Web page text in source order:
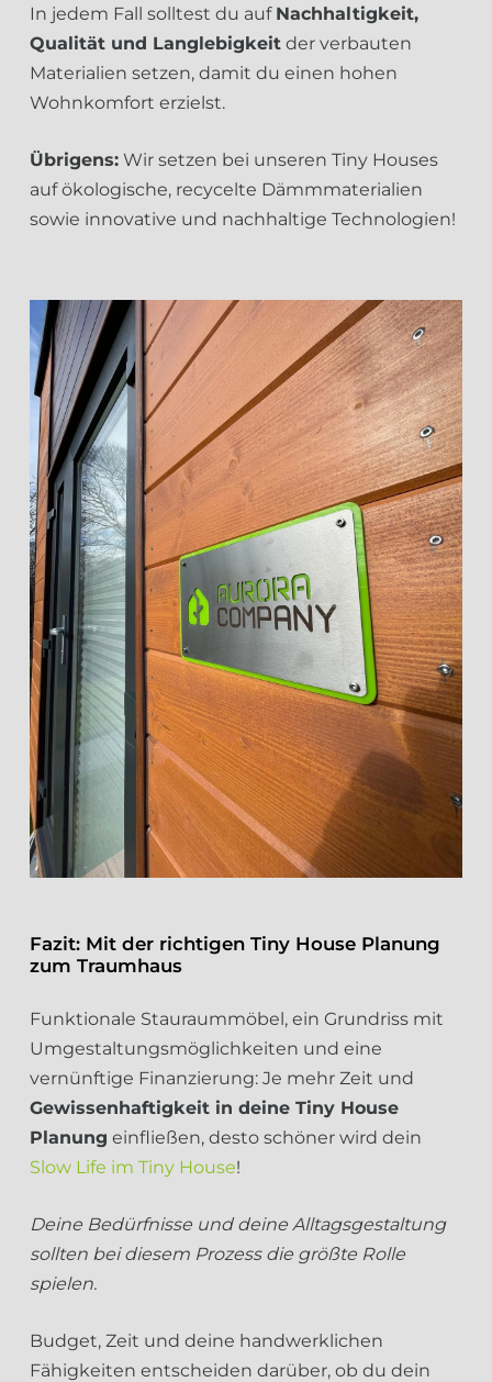
In jedem Fall solltest du auf Nachhaltigkeit,
Qualität und Langlebigkeit der verbauten
Materialien setzen, damit du einen hohen
Wohnkomfort erzielst.
Übrigens: Wir setzen bei unseren Tiny Houses
auf ökologische, recycelte Dämmmaterialien
sowie innovative und nachhaltige Technologien!
Fazit: Mit der richtigen Tiny House Planung
zum Traumhaus
Funktionale Stauraummöbel, ein Grundriss mit
Umgestaltungsmöglichkeiten und eine
vernünftige Finanzierung: Je mehr Zeit und
Gewissenhaftigkeit in deine Tiny House
Planung einfließen, desto schöner wird dein
Slow Life im Tiny House!
Deine Bedürfnisse und deine Alltagsgestaltung
sollten bei diesem Prozess die größte Rolle
spielen.
Budget, Zeit und deine handwerklichen
Fähigkeiten entscheiden darüber, ob du dein